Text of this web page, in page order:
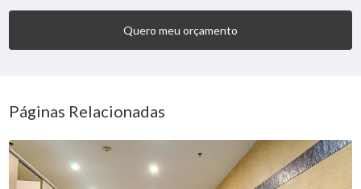
Quero meu orçamento
Páginas Relacionadas